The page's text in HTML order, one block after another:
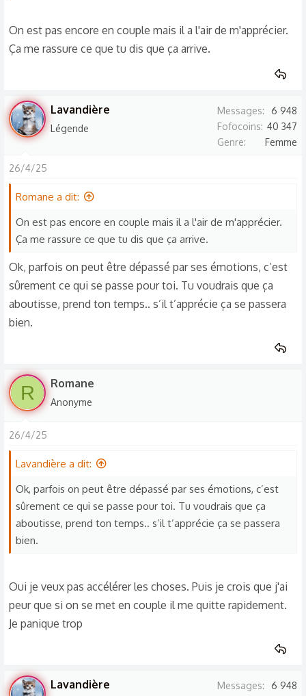
On est pas encore en couple mais il a l'air de m'apprécier.
Ça me rassure ce que tu dis que ça arrive.
Lavandière
Légende
Messages
6 948
Fofocoins 40 347
Genre
Femme
26/4/25
Romane a dit:
On est pas encore en couple mais il a l'air de m'apprécier.
Ça me rassure ce que tu dis que ça arrive.
Ok, parfois on peut être dépassé par ses émotions, c’est
sûrement ce qui se passe pour toi. Tu voudrais que ça
aboutisse, prend ton temps.. s’il t’apprécie ça se passera
bien.
R Romane
Anonyme
26/4/25
Lavandière a dit:
Ok, parfois on peut être dépassé par ses émotions, c’est
sûrement ce qui se passe pour toi. Tu voudrais que ça
aboutisse, prend ton temps.. s’il t’apprécie ça se passera
bien.
Oui je veux pas accélérer les choses. Puis je crois que j'ai
peur que si on se met en couple il me quitte rapidement.
Je panique trop
Lavandière Messages
6 948